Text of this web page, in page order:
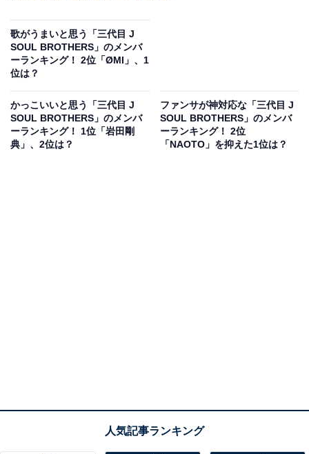
歌がうまいと思う「三代目 J
SOUL BROTHERS」のメンバ
ーランキング！ 2位「ØMI」、1
位は？
かっこいいと思う「三代目 J
SOUL BROTHERS」のメンバ
ーランキング！ 1位「岩田剛
典」、2位は？
ファンサが神対応な「三代目 J
SOUL BROTHERS」のメンバ
ーランキング！ 2位
「NAOTO」を抑えた1位は？